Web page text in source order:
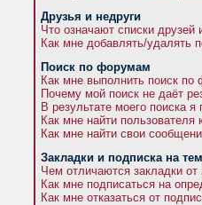
Друзья и недруги
Что означают списки друзей
Как мне добавлять/удалять
Поиск по форумам
Как мне выполнить поиск
Почему мой поиск не даёт
В результате моего поиска
Как мне найти пользователя
Как мне найти свои
Закладки и подписка на
Чем отличаются закладки от
Как мне подписаться на
Как мне отказаться от